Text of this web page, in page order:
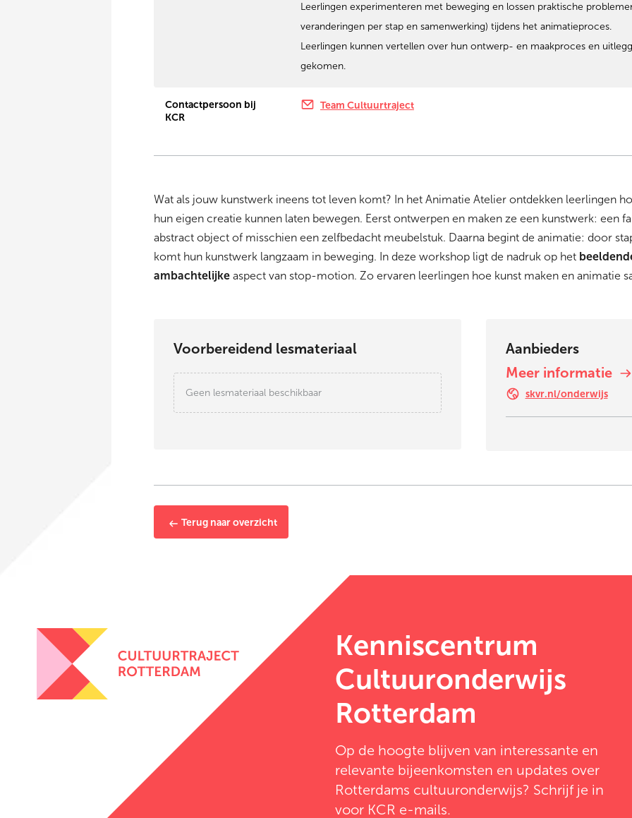
Leerlingen experimenteren met beweging en lossen praktische
veranderingen per stap en samenwerking) tijdens het animatieproces.
Leerlingen kunnen vertellen over hun ontwerp- en maakproces en
gekomen.
Contactpersoon bij
KCR
Team Cultuurtraject
Wat als jouw kunstwerk ineens tot leven komt? In het Animatie Atelier ontdekken leerlingen
hun eigen creatie kunnen laten bewegen. Eerst ontwerpen en maken ze een kunstwerk: een
abstract object of misschien een zelfbedacht meubelstuk. Daarna begint de animatie: door
komt hun kunstwerk langzaam in beweging. In deze workshop ligt de nadruk op het
ambachtelijke aspect van stop-motion. Zo ervaren leerlingen hoe kunst maken en animatie
Voorbereidend lesmateriaal
Geen lesmateriaal beschikbaar
Aanbieders
Meer informatie
skvr.nl/onderwijs
Terug naar overzicht
Kenniscentrum
Cultuuronderwijs
Rotterdam
Op de hoogte blijven van interessante en
relevante bijeenkomsten en updates over
Rotterdams cultuuronderwijs? Schrijf je in
voor KCR e-mails.